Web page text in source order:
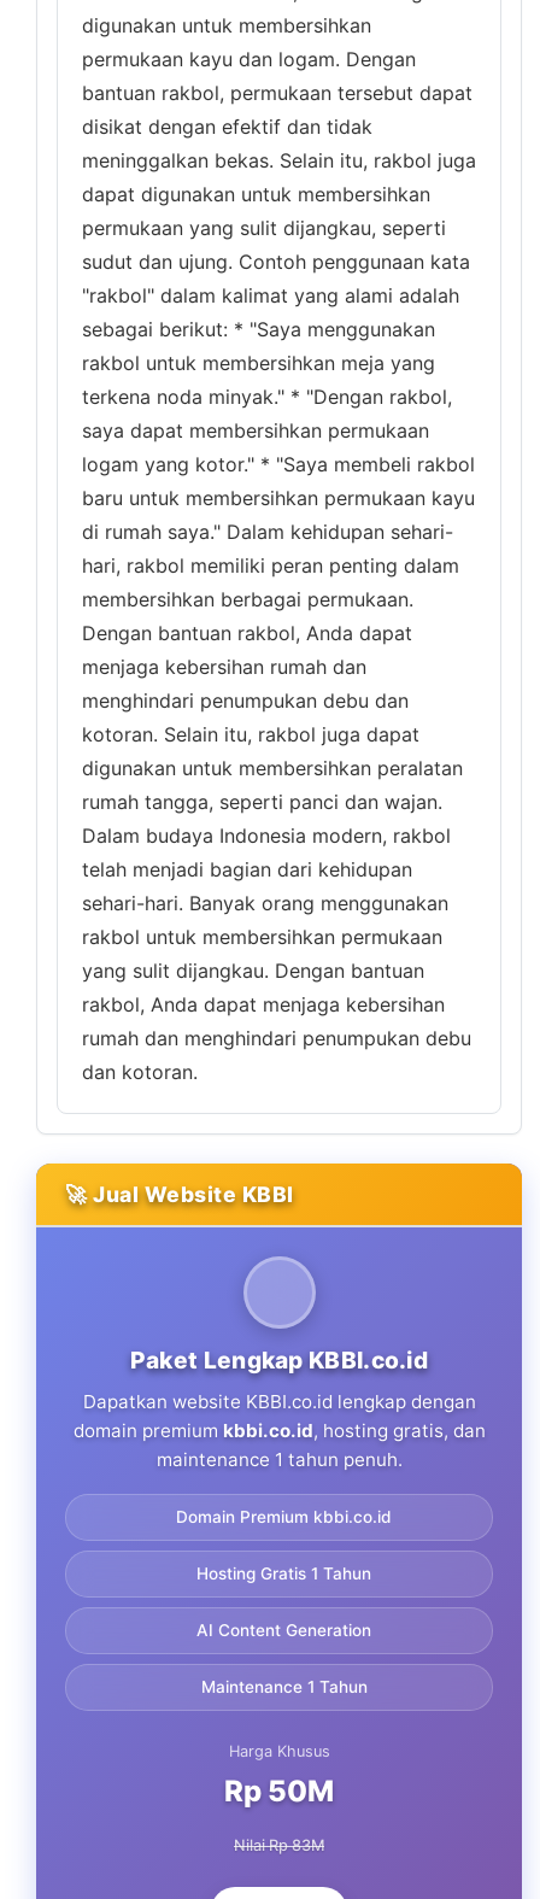
digunakan untuk membersihkan
permukaan kayu dan logam. Dengan
bantuan rakbol, permukaan tersebut dapat
disikat dengan efektif dan tidak
meninggalkan bekas. Selain itu, rakbol juga
dapat digunakan untuk membersihkan
permukaan yang sulit dijangkau, seperti
sudut dan ujung. Contoh penggunaan kata
"rakbol" dalam kalimat yang alami adalah
sebagai berikut: * "Saya menggunakan
rakbol untuk membersihkan meja yang
terkena noda minyak." * "Dengan rakbol,
saya dapat membersihkan permukaan
logam yang kotor." * "Saya membeli rakbol
baru untuk membersihkan permukaan kayu
di rumah saya." Dalam kehidupan sehari-
hari, rakbol memiliki peran penting dalam
membersihkan berbagai permukaan.
Dengan bantuan rakbol, Anda dapat
menjaga kebersihan rumah dan
menghindari penumpukan debu dan
kotoran. Selain itu, rakbol juga dapat
digunakan untuk membersihkan peralatan
rumah tangga, seperti panci dan wajan.
Dalam budaya Indonesia modern, rakbol
telah menjadi bagian dari kehidupan
sehari-hari. Banyak orang menggunakan
rakbol untuk membersihkan permukaan
yang sulit dijangkau. Dengan bantuan
rakbol, Anda dapat menjaga kebersihan
rumah dan menghindari penumpukan debu
dan kotoran.
🚀 Jual Website KBBI
Paket Lengkap KBBI.co.id
Dapatkan website KBBI.co.id lengkap dengan
domain premium kbbi.co.id, hosting gratis, dan
maintenance 1 tahun penuh.
Domain Premium kbbi.co.id
Hosting Gratis 1 Tahun
AI Content Generation
Maintenance 1 Tahun
Harga Khusus
Rp 50M
Nilai Rp 83M